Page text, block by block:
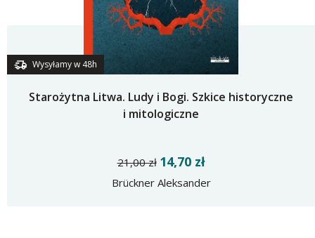
Wysyłamy w 48h
Starożytna Litwa. Ludy i Bogi. Szkice historyczne
i mitologiczne
21,00 zł 14,70 zł
Brückner Aleksander